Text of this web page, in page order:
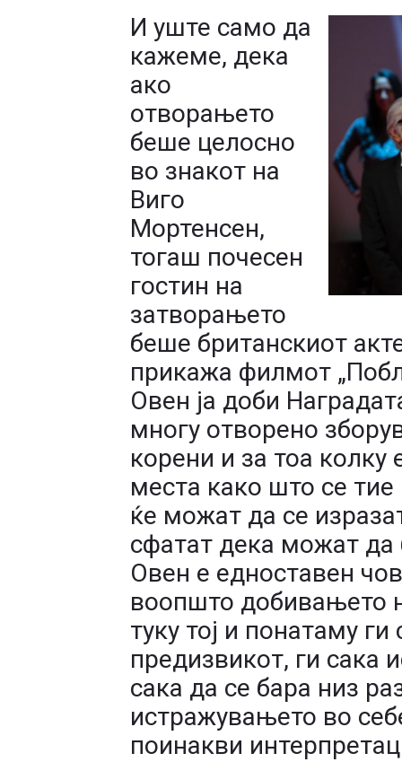
И уште само да
кажеме, дека
ако
отворањето
беше целосно
во знакот на
Виго
Мортенсен,
тогаш почесен
гостин на
затворањето
беше британскиот
прикажа филмот
Овен ја доби
многу отворено
корени и за тоа
места како што се
ќе можат да се
сфатат дека можат да
Овен е едноставен
воопшто добивањето
туку тој и понатаму
предизвикот, ги сака
сака да се бара низ
истражувањето во
поинакви